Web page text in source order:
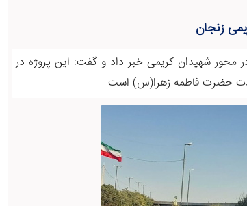
زنجان
محور شهیدان کریمی خبر داد و گفت: این پروژه در
حضرت فاطمه زهرا(س) است